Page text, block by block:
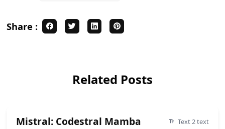
Share :
Related Posts
Mistral: Codestral Mamba Text 2 text